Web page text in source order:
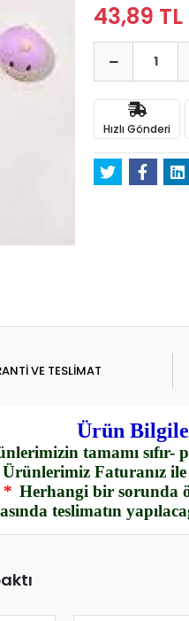
43,89 TL
Hızlı Gönderi
VE TESLİMAT
Ürün
tamamı sıfır-
Ürünlerimiz Faturanız
* Herhangi bir sorunda
teslimatın